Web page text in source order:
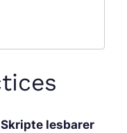
lesbarer